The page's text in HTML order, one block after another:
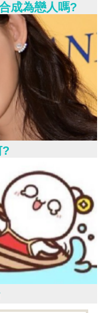
成為戀人嗎?
?